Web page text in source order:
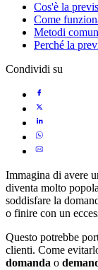
Cos'è la
Come
Metodi
Perché la
Condividi su
Immagina di avere
diventa molto
soddisfare la
o finire con un
Questo potrebbe
clienti. Come
domanda o